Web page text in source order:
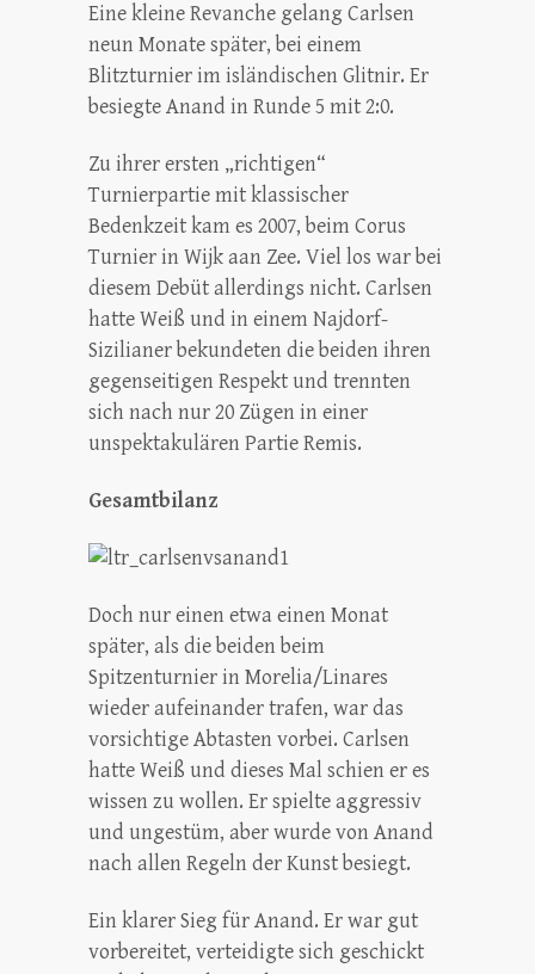
Eine kleine Revanche gelang Carlsen
neun Monate später, bei einem
Blitzturnier im isländischen Glitnir. Er
besiegte Anand in Runde 5 mit 2:0.
Zu ihrer ersten „richtigen“
Turnierpartie mit klassischer
Bedenkzeit kam es 2007, beim Corus
Turnier in Wijk aan Zee. Viel los war bei
diesem Debüt allerdings nicht. Carlsen
hatte Weiß und in einem Najdorf-
Sizilianer bekundeten die beiden ihren
gegenseitigen Respekt und trennten
sich nach nur 20 Zügen in einer
unspektakulären Partie Remis.
Gesamtbilanz
Doch nur einen etwa einen Monat
später, als die beiden beim
Spitzenturnier in Morelia/Linares
wieder aufeinander trafen, war das
vorsichtige Abtasten vorbei. Carlsen
hatte Weiß und dieses Mal schien er es
wissen zu wollen. Er spielte aggressiv
und ungestüm, aber wurde von Anand
nach allen Regeln der Kunst besiegt.
Ein klarer Sieg für Anand. Er war gut
vorbereitet, verteidigte sich geschickt